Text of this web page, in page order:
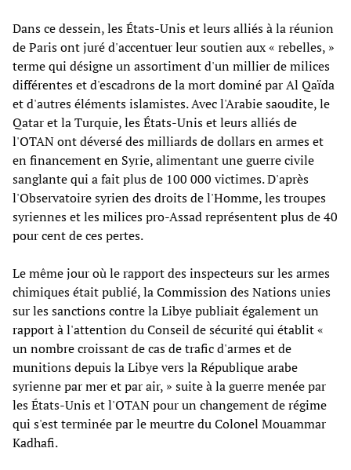
Dans ce dessein, les États-Unis et leurs alliés à la réunion
de Paris ont juré d'accentuer leur soutien aux « rebelles, »
terme qui désigne un assortiment d'un millier de milices
différentes et d'escadrons de la mort dominé par Al Qaïda
et d'autres éléments islamistes. Avec l'Arabie saoudite, le
Qatar et la Turquie, les États-Unis et leurs alliés de
l'OTAN ont déversé des milliards de dollars en armes et
en financement en Syrie, alimentant une guerre civile
sanglante qui a fait plus de 100 000 victimes. D'après
l'Observatoire syrien des droits de l'Homme, les troupes
syriennes et les milices pro-Assad représentent plus de 40
pour cent de ces pertes.
Le même jour où le rapport des inspecteurs sur les armes
chimiques était publié, la Commission des Nations unies
sur les sanctions contre la Libye publiait également un
rapport à l'attention du Conseil de sécurité qui établit «
un nombre croissant de cas de trafic d'armes et de
munitions depuis la Libye vers la République arabe
syrienne par mer et par air, » suite à la guerre menée par
les États-Unis et l'OTAN pour un changement de régime
qui s'est terminée par le meurtre du Colonel Mouammar
Kadhafi.